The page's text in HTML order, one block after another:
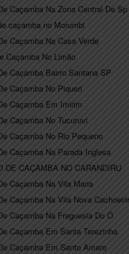
Caçamba Na Zona Central De Sp
caçamba no Morumbi
Caçamba Na Casa Verde
Caçamba No Limão
Caçamba Bairro Santana SP
Caçamba No Piqueri
Caçamba Em Imirim
Caçamba No Tucuruvi
Caçamba No Rio Pequeno
Caçamba Na Parada Inglesa
DE CAÇAMBA NO CARANDIRU
Caçamba Na Vila Maria
Caçamba Na Vila Nova
Caçamba Na Freguesia Do Ó
Caçamba Em Santa Terezinha
Caçamba Em Santo Amaro